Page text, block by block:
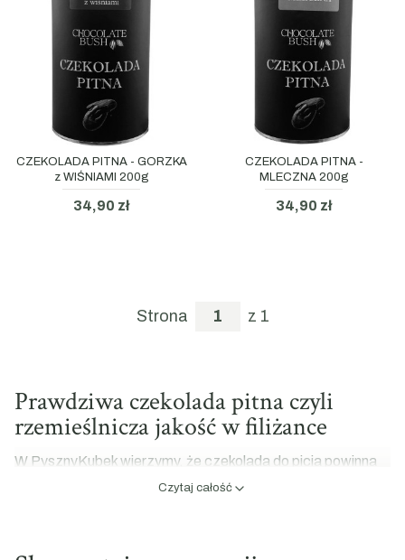
CZEKOLADA PITNA - GORZKA
z WIŚNIAMI 200g
34,90 zł
CZEKOLADA PITNA -
MLECZNA 200g
34,90 zł
Strona z 1
Prawdziwa czekolada pitna czyli
rzemieślnicza jakość w filiżance
W PysznyKubek wierzymy, że czekolada do picia powinna
być doświadczeniem, które angażuje wszystkie zmysły.
Czytaj całość